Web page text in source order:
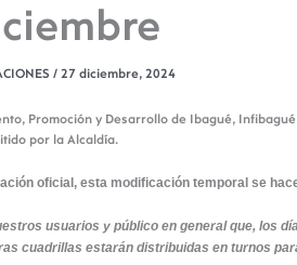
/ 27 diciembre, 2024
Promoción y Desarrollo de Ibagué,
por la Alcaldía.
oficial, esta modificación temporal se
usuarios y público en general que, los
cuadrillas estarán distribuidas en turnos